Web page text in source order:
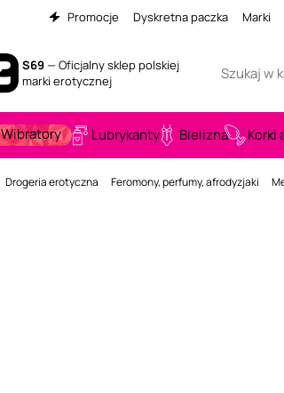
Promocje Dyskretna paczka Marki
S69— Oficjalny sklep polskiej
marki erotycznej
Wibratory Lubrykanty Bielizna Korki
Drogeria erotyczna Feromony, perfumy, afrodyzjaki